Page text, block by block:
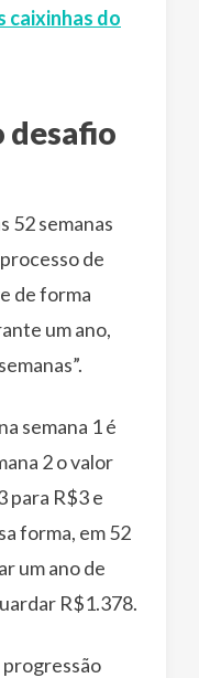
caixinhas do
desafio
52 semanas
de
de forma
um ano,
semana 1 é
2 o valor
para R$3 e
forma, em 52
um ano de
R$1.378.
progressão